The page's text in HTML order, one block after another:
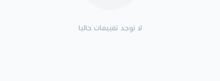
لا توجد تقييمات حاليا